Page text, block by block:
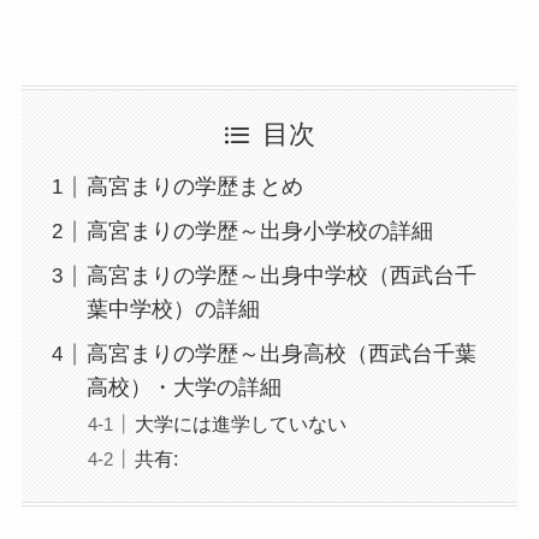
目次
高宮まりの学歴まとめ
高宮まりの学歴～出身小学校の詳細
高宮まりの学歴～出身中学校（西武台千
葉中学校）の詳細
高宮まりの学歴～出身高校（西武台千葉
高校）・大学の詳細
大学には進学していない
共有: